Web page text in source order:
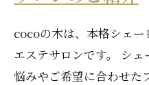
cocoの木は、本格シェ
エステサロンです。 シ
悩みやご希望に合わせた